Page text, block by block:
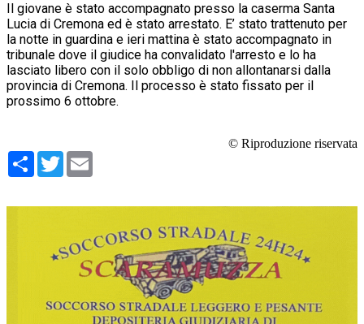
Il giovane è stato accompagnato presso la caserma Santa
Lucia di Cremona ed è stato arrestato. E’ stato trattenuto per
la notte in guardina e ieri mattina è stato accompagnato in
tribunale dove il giudice ha convalidato l'arresto e lo ha
lasciato libero con il solo obbligo di non allontanarsi dalla
provincia di Cremona. Il processo è stato fissato per il
prossimo 6 ottobre.
© Riproduzione riservata
Condividi
Twitter